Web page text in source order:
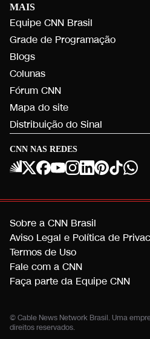
CNN NAS REDES
MAIS
Equipe CNN Brasil
Grade de Programação
Blogs
Colunas
Fórum CNN
Mapa do site
Distribuição do Sinal
Sobre a CNN Brasil
Aviso Legal e Política de
Termos de Uso
Fale com a CNN
Faça parte da Equipe CNN
© Cable News Network Brasil. Uma
direitos reservados.